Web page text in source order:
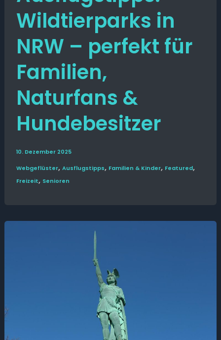
Wildtierparks in
NRW – perfekt für
Familien,
Naturfans &
Hundebesitzer
10. Dezember 2025
Web­­geflüster, Ausflugs­­tipps, Familien & Kinder, Featured,
Freizeit, Senioren